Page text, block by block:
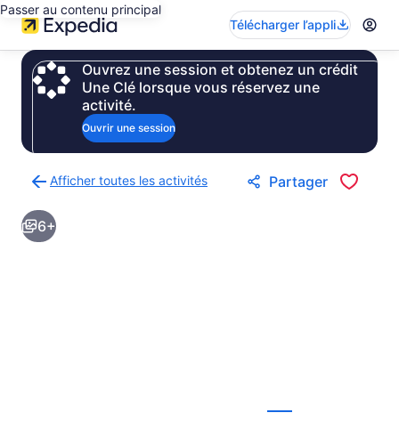
Passer au contenu principal
Télécharger l’appli
Ouvrez une session et obtenez un crédit
Une Clé lorsque vous réservez une
activité.
Ouvrir une session
Afficher toutes les activités
à
la
page
Partager
6+